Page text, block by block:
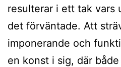
resulterar i ett tak vars
det förväntade. Att
imponerande och
en konst i sig, där